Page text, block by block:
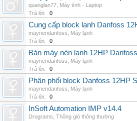
quanglan77 Máy tính - Laptop
Trả lời:
0
Cung cấp block lạnh Danfoss
maynendanfoss
Máy lạnh
Trả lời:
0
Bán máy nén lạnh 12HP
maynendanfoss
Máy lạnh
Trả lời:
0
Phân phối block Danfoss 12HP
maynendanfoss
Máy lạnh
Trả lời:
0
InSoft Automation IMP v14.4
Drograms Thông gió thông thường